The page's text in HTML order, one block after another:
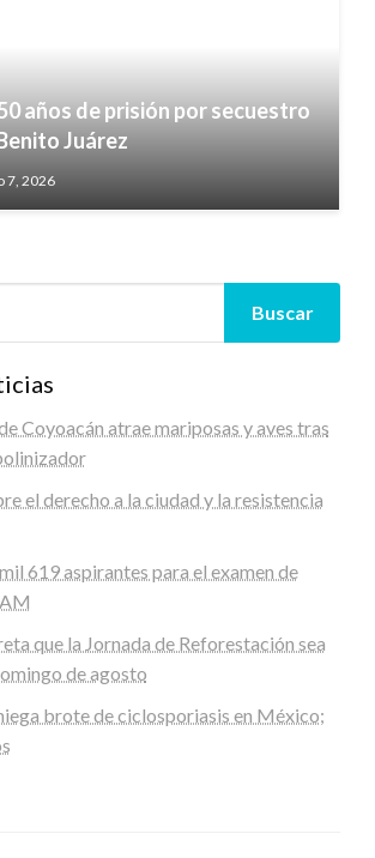
años de prisión por secuestro
Juárez
7, 2026
Buscar
Coyoacán atrae mariposas y aves tras
el derecho a la ciudad y la resistencia
619 aspirantes para el examen de
que la Jornada de Reforestación sea
de agosto
brote de ciclosporiasis en México;